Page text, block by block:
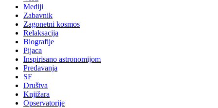
Mediji
Zabavnik
Zagonetni kosmos
Relaksacija
Biografije
Pijaca
Inspirisano astronomijom
Predavanja
SF
Društva
Knjižara
Opservatorije